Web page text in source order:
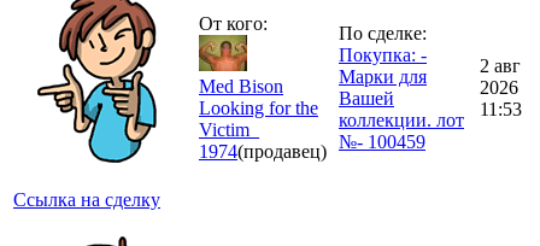
Ссылка на сделку
От кого:
Med Bison
Looking for the
Victim_
1974(продавец)
По сделке:
Покупка: -
Марки для
Вашей
коллекции. лот
№- 100459
2 авг
2026
11:53